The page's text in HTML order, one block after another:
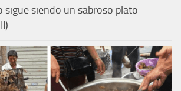
sigue siendo un sabroso plato